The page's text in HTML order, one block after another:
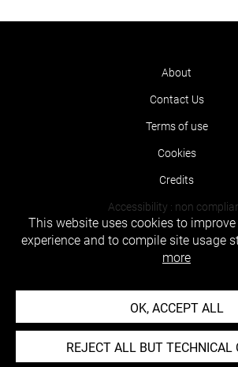
About
Contact Us
Terms of use
Cookies
Credits
Accessibility : non
This website uses cookies to
experience and to compile site usage
more
OK, ACCEPT ALL
REJECT ALL BUT TECHNICAL